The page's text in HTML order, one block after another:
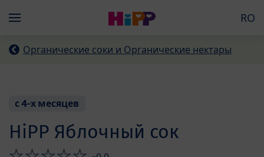
Menü RO
Органические соки и Органические нектары
с 4-х месяцев
HiPP Яблочный сок